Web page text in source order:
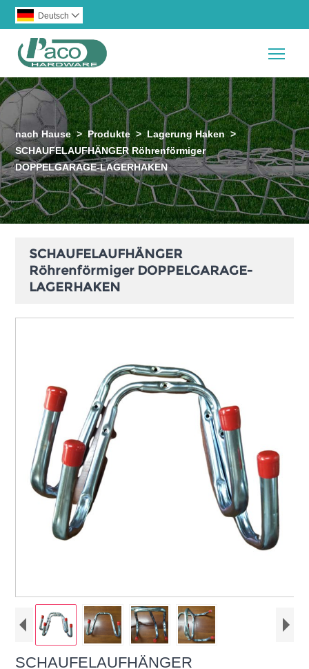
Deutsch 
nach Hause > Produkte > Lagerung Haken >
SCHAUFELAUFHÄNGER Röhrenförmiger
DOPPELGARAGE-LAGERHAKEN
SCHAUFELAUFHÄNGER
Röhrenförmiger DOPPELGARAGE-
LAGERHAKEN
SCHAUFELAUFHÄNGER